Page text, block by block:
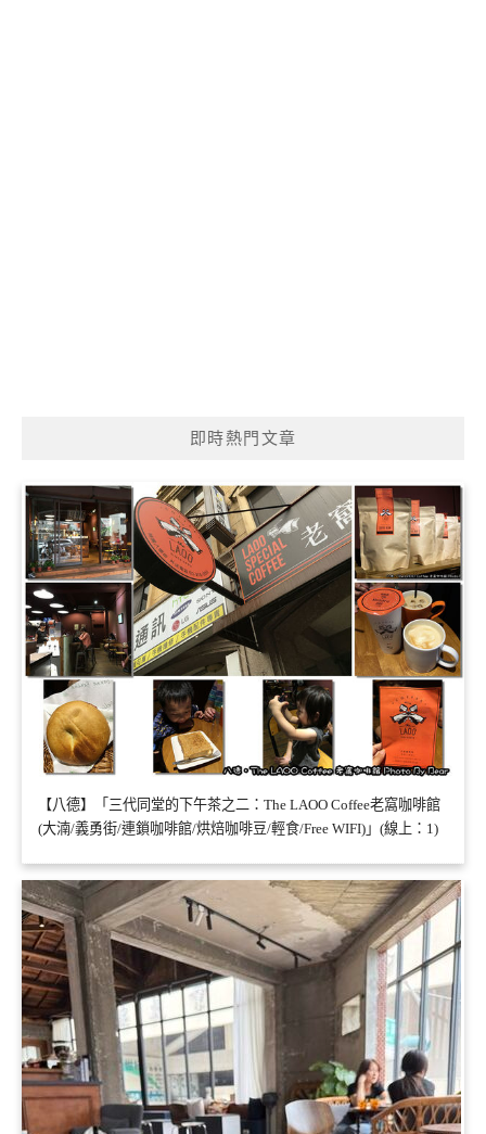
即時熱門文章
【八德】「三代同堂的下午茶之二：The LAOO Coffee老窩咖啡館
(大湳/義勇街/連鎖咖啡館/烘焙咖啡豆/輕食/Free WIFI)」(線上：1)